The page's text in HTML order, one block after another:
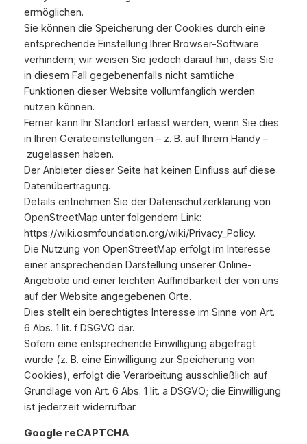
ermöglichen.
Sie können die Speicherung der Cookies durch eine
entsprechende Einstellung Ihrer Browser-Software
verhindern; wir weisen Sie jedoch darauf hin, dass Sie
in diesem Fall gegebenenfalls nicht sämtliche
Funktionen dieser Website vollumfänglich werden
nutzen können.
Ferner kann Ihr Standort erfasst werden, wenn Sie dies
in Ihren Geräteeinstellungen – z. B. auf Ihrem Handy –
zugelassen haben.
Der Anbieter dieser Seite hat keinen Einfluss auf diese
Datenübertragung.
Details entnehmen Sie der Datenschutzerklärung von
OpenStreetMap unter folgendem Link:
https://wiki.osmfoundation.org/wiki/Privacy_Policy.
Die Nutzung von OpenStreetMap erfolgt im Interesse
einer ansprechenden Darstellung unserer Online-
Angebote und einer leichten Auffindbarkeit der von uns
auf der Website angegebenen Orte.
Dies stellt ein berechtigtes Interesse im Sinne von Art.
6 Abs. 1 lit. f DSGVO dar.
Sofern eine entsprechende Einwilligung abgefragt
wurde (z. B. eine Einwilligung zur Speicherung von
Cookies), erfolgt die Verarbeitung ausschließlich auf
Grundlage von Art. 6 Abs. 1 lit. a DSGVO; die Einwilligung
ist jederzeit widerrufbar.
Google reCAPTCHA